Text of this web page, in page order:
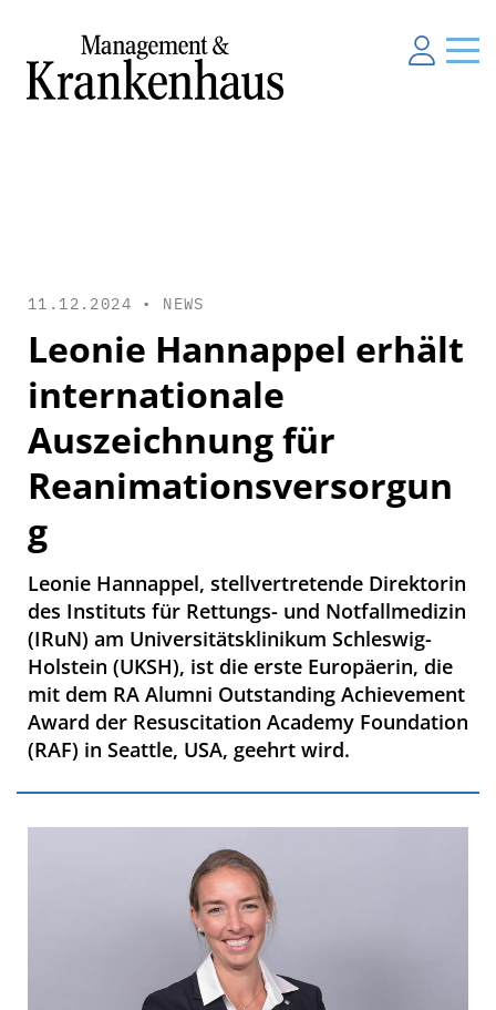
11.12.2024 • NEWS
Leonie Hannappel erhält
internationale
Auszeichnung für
Reanimationsversorgun
g
Leonie Hannappel, stellvertretende Direktorin
des Instituts für Rettungs- und Notfallmedizin
(IRuN) am Universitätsklinikum Schleswig-
Holstein (UKSH), ist die erste Europäerin, die
mit dem RA Alumni Outstanding Achievement
Award der Resuscitation Academy Foundation
(RAF) in Seattle, USA, geehrt wird.